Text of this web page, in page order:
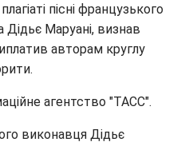
пісні французького
Маруані, визнав
авторам круглу
агентство "ТАСС".
виконавця Дідьє